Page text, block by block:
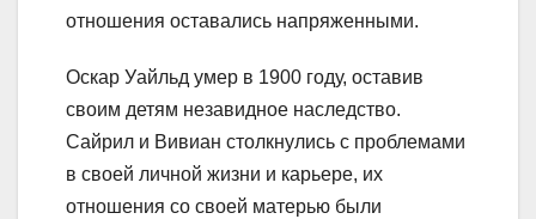
отношения оставались напряженными.
Оскар Уайльд умер в 1900 году, оставив
своим детям незавидное наследство.
Сайрил и Вивиан столкнулись с проблемами
в своей личной жизни и карьере, их
отношения со своей матерью были